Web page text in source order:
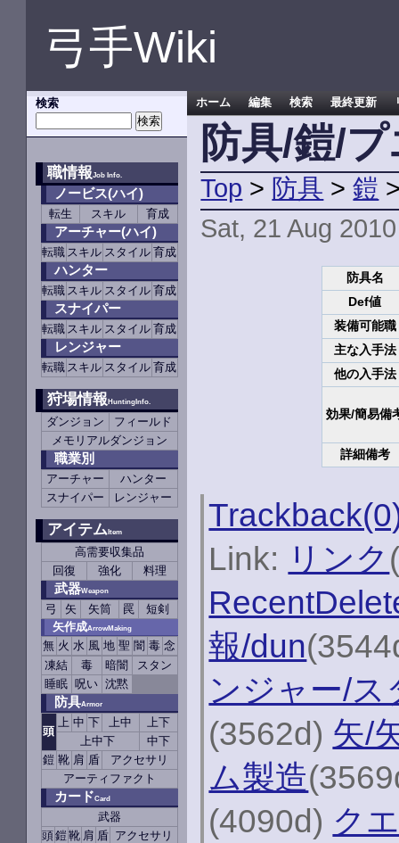
弓手Wiki
検索
職情報Job Info.
ノービス(ハイ)
転生 スキル 育成
アーチャー(ハイ)
転職 スキル スタイル 育成
ハンター
転職 スキル スタイル 育成
スナイパー
転職 スキル スタイル 育成
レンジャー
転職 スキル スタイル 育成
狩場情報HuntingInfo.
ダンジョン
フィールド
メモリアルダンジョン
職業別
アーチャー
ハンター
スナイパー
レンジャー
アイテムItem
高需要収集品
回復
強化 料理
武器Weapon
弓 矢 矢筒 罠
短剣
矢作成ArrowMaking
無 火 水 風 地 聖 闇 毒 念
凍結
毒 暗闇
スタン
睡眠 呪い 沈黙
防具Armor
頭
上 中 下 上中
上下
上中下
中下
鎧 靴 肩 盾
アクセサリ
アーティファクト
カードCard
武器
頭鎧靴 肩 盾 アクセサリ
ホーム 編集 検索 最終更新
防具/鎧/
Top > 防具 >鎧
Sat, 21 Aug
防具名
Def値
装備可能職
主な入手法
他の入手法
効果/簡易備
詳細備考
Link: リンク
報/dun
ンジャー/ス
(3562d) 矢/
ム製造
(4090d) ク